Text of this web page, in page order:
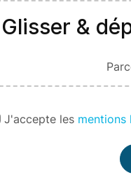
Glisser &
J'accepte les mentions